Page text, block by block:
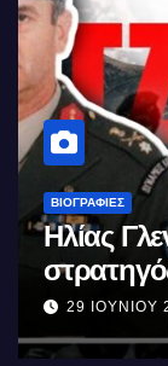
ΒΙΟΓΡΑΦΊΕΣ
Μέγας
Ελλήνων
11 ΙΟΥΝΊΟΥ